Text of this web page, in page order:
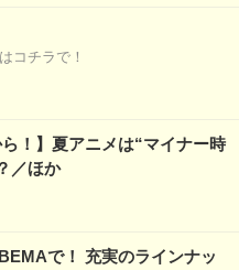
コチラで！
ら！】夏アニメは“マイナー時
／ほか
で！ 充実のラインナッ